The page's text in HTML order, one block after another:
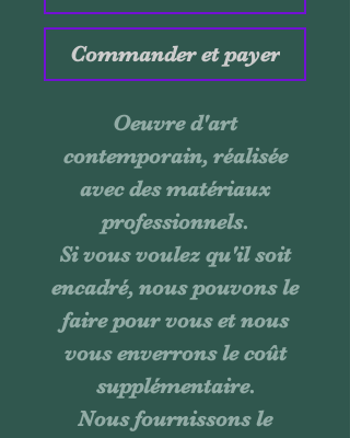
Commander et payer
Oeuvre d'art
contemporain, réalisée
avec des matériaux
professionnels.
Si vous voulez qu'il soit
encadré, nous pouvons le
faire pour vous et nous
vous enverrons le coût
supplémentaire.
Nous fournissons le